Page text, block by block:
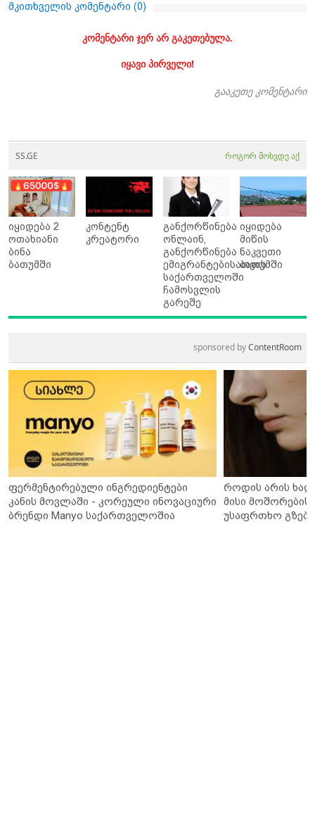
მკითხველის კომენტარი (0)
კომენტარი ჯერ არ გაკეთებულა.
იყავი პირველი!
გააკეთე კომენტარი
SS.GE როგორ მოხვდე აქ
იყიდება 2
ოთახიანი
ბინა
ბათუმში
კონტენტ
კრეატორი
განქორწინება
ონლაინ,
განქორწინება
ემიგრანტებისათვის
საქართველოში
ჩამოსვლის
გარეშე
იყიდება
მიწის
ნაკვეთი
ბათუმში
sponsored byContentRoom
ფერმენტირებული ინგრედიენტები
კანის მოვლაში - კორეული ინოვაციური
ბრენდი Manyo საქართველოშია
როდის არის
მისი მოშორების
უსაფრთხო გზები